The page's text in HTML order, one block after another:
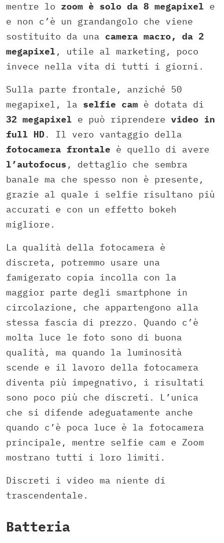
mentre lo zoom è solo da 8 megapixel e
e non c’è un grandangolo che viene
sostituito da una camera macro, da 2
megapixel , utile al marketing, poco
invece nella vita di tutti i giorni.
Sulla parte frontale, anziché 50
megapixel, la selfie cam è dotata di
32 megapixel e può riprendere video in
full HD. Il vero vantaggio della
fotocamera frontale è quello di avere
l’autofocus , dettaglio che sembra
banale ma che spesso non è presente,
grazie al quale i selfie risultano più
accurati e con un effetto bokeh
migliore.
La qualità della fotocamera è
discreta, potremmo usare una
famigerato copia incolla con la
maggior parte degli smartphone in
circolazione, che appartengono alla
stessa fascia di prezzo. Quando c’è
molta luce le foto sono di buona
qualità, ma quando la luminosità
scende e il lavoro della fotocamera
diventa più impegnativo, i risultati
sono poco più che discreti. L’unica
che si difende adeguatamente anche
quando c’è poca luce è la fotocamera
principale, mentre selfie cam e Zoom
mostrano tutti i loro limiti.
Discreti i video ma niente di
trascendentale.
Batteria